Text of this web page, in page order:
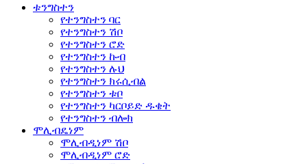
ቱንግስተን
የተንግስተን ባር
የተንግስተን ሽቦ
የተንግስተን ሮድ
የተንግስተን ኩብ
የተንግስተን ሉህ
የተንግስተን ክሩሲብል
የተንግስተን ቱቦ
የተንግስተን ካርቦይድ ዱቄት
የተንግስተን ብሎክ
ሞሊብዴነም
ሞሊብዲነም ሽቦ
ሞሊብዲነም ሮድ